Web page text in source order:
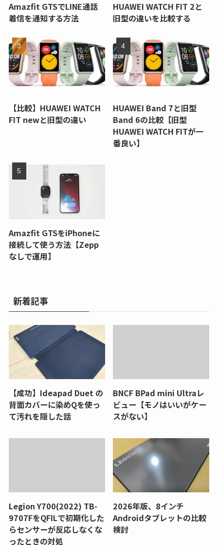
Amazfit GTSでLINE通話
着信を通知する方法
HUAWEI WATCH FIT 2と
旧型の違いを比較する
【比較】HUAWEI WATCH
FIT newと旧型の違い
HUAWEI Band 7と旧型
Band 6の比較【旧型
HUAWEI WATCH FITが一
番良い】
Amazfit GTSをiPhoneに
接続して使う方法【Zepp
なしで運用】
新着記事
【成功】Ideapad Duet の
背面カバーに染めQを使っ
て汚れを隠した話
BNCF BPad mini Ultraレ
ビュー【モノはいいがケー
スがない】
Legion Y700(2022) TB-
9707FをQFILで初期化した
らセンサーが反応しなくな
ったときの対処
2026年版、8インチ
Androidタブレットの比較
検討